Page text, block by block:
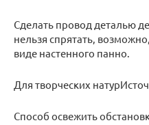
Сделать провод деталью
нельзя спрятать,
виде настенного панно.
Для творческих
Способ освежить